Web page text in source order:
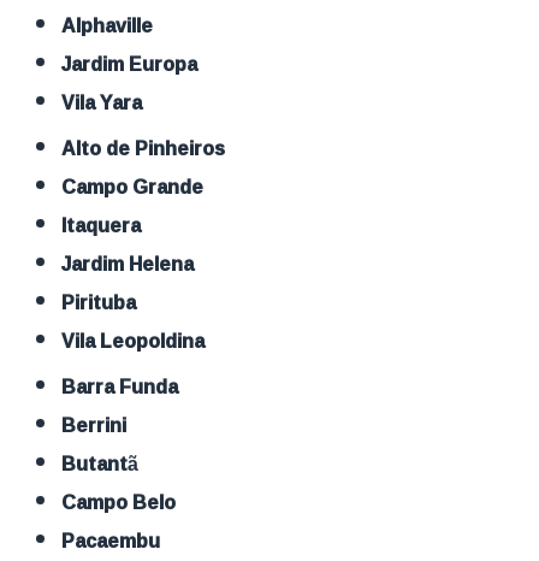
Alphaville
Jardim Europa
Vila Yara
Alto de Pinheiros
Campo Grande
Itaquera
Jardim Helena
Pirituba
Vila Leopoldina
Barra Funda
Berrini
Butantã
Campo Belo
Pacaembu